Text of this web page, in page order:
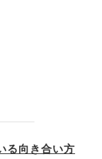
る向き合い方